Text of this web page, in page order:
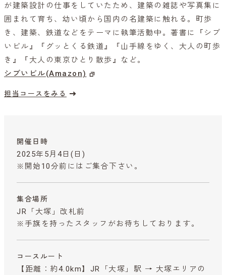
が建築設計の仕事をしていたため、建築の雑誌や写真集に
囲まれて育ち、幼い頃から国内の名建築に触れる。町歩
き、建築、鉄道などをテーマに執筆活動中。著書に『シブ
いビル』『グッとくる鉄道』『山手線をゆく、大人の町歩
き』『大人の東京ひとり散歩』など。
シブいビル(Amazon)
担当コースをみる
開催日時
2025年5月4日(日)
※開始10分前にはご集合下さい。
集合場所
JR「大塚」改札前
※手旗を持ったスタッフがお待ちしております。
コースルート
【距離：約4.0km】JR「大塚」駅 → 大塚エリアの